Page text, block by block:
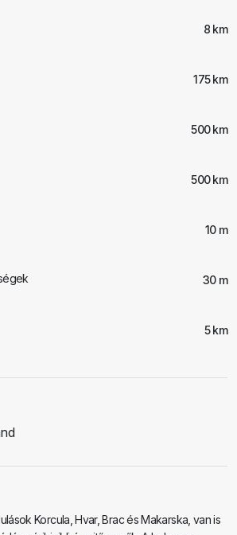
8 km
175 km
500 km
500 km
10 m
30 m
5 km
Korcula, Hvar, Brac és Makarska, van is